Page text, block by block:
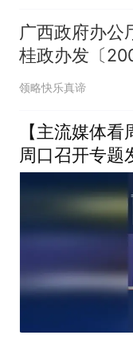
广西政府办公
桂政办发〔
文件的通知
领略快乐真谛
【主流媒体
周口召开专题
经验”